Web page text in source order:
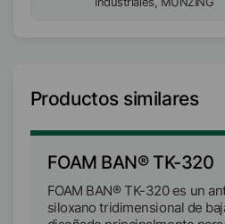
Productos similares
FOAM BAN® TK-320
FOAM BAN® TK-320 es un
siloxano tridimensional de